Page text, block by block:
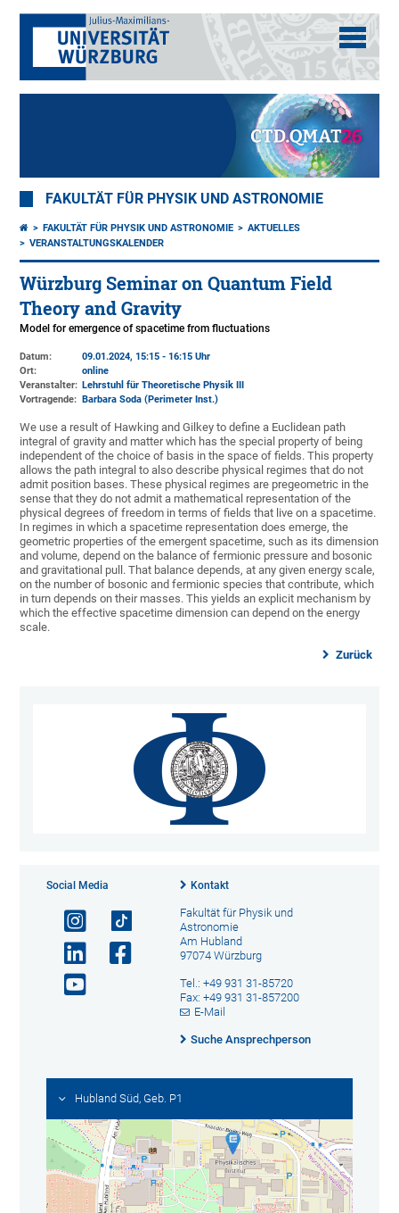
FAKULTÄT FÜR PHYSIK UND ASTRONOMIE
FAKULTÄT FÜR PHYSIK UND ASTRONOMIE
AKTUELLES
VERANSTALTUNGSKALENDER
Würzburg Seminar on Quantum Field
Theory and Gravity
Model for emergence of spacetime from fluctuations
Datum:
09.01.2024, 15:15 - 16:15 Uhr
Ort:
online
Veranstalter: Lehrstuhl für Theoretische Physik III
Vortragende:
Barbara Soda (Perimeter Inst.)
We use a result of Hawking and Gilkey to define a Euclidean path
integral of gravity and matter which has the special property of being
independent of the choice of basis in the space of fields. This property
allows the path integral to also describe physical regimes that do not
admit position bases. These physical regimes are pregeometric in the
sense that they do not admit a mathematical representation of the
physical degrees of freedom in terms of fields that live on a spacetime.
In regimes in which a spacetime representation does emerge, the
geometric properties of the emergent spacetime, such as its dimension
and volume, depend on the balance of fermionic pressure and bosonic
and gravitational pull. That balance depends, at any given energy scale,
on the number of bosonic and fermionic species that contribute, which
in turn depends on their masses. This yields an explicit mechanism by
which the effective spacetime dimension can depend on the energy
scale.
Zurück
Social Media Kontakt
Fakultät für Physik und
Astronomie
Am Hubland
97074 Würzburg
Tel.: +49 931 31-85720
Fax: +49 931 31-857200
E-Mail
Suche Ansprechperson
Hubland Süd, Geb. P1